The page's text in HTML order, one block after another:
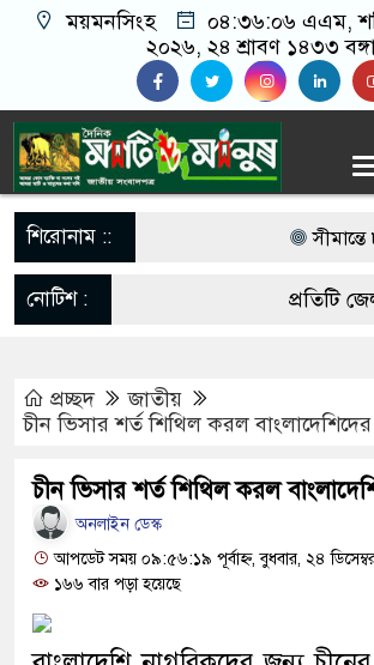
ময়মনসিংহ ০৪:৩৬:০৭ এএম,
২০২৬, ২৪ শ্রাবণ ১৪৩৩
শিরোনাম :: সীমান্তে
‎ত্রিশালে
ভারী
চরম দুর্ভোগে
শিক্ষার্থীরা
নোটিশ :
প্রতিটি
প্রচ্ছদ
জাতীয়
চীন ভিসার শর্ত শিথিল করল
চীন ভিসার শর্ত শিথিল করল
অনলাইন ডেস্ক
আপডেট সময় ০৯:৫৬:১৯ পূর্বাহ্ন, বুধবার, ২৪
১৬৬ বার পড়া হয়েছে